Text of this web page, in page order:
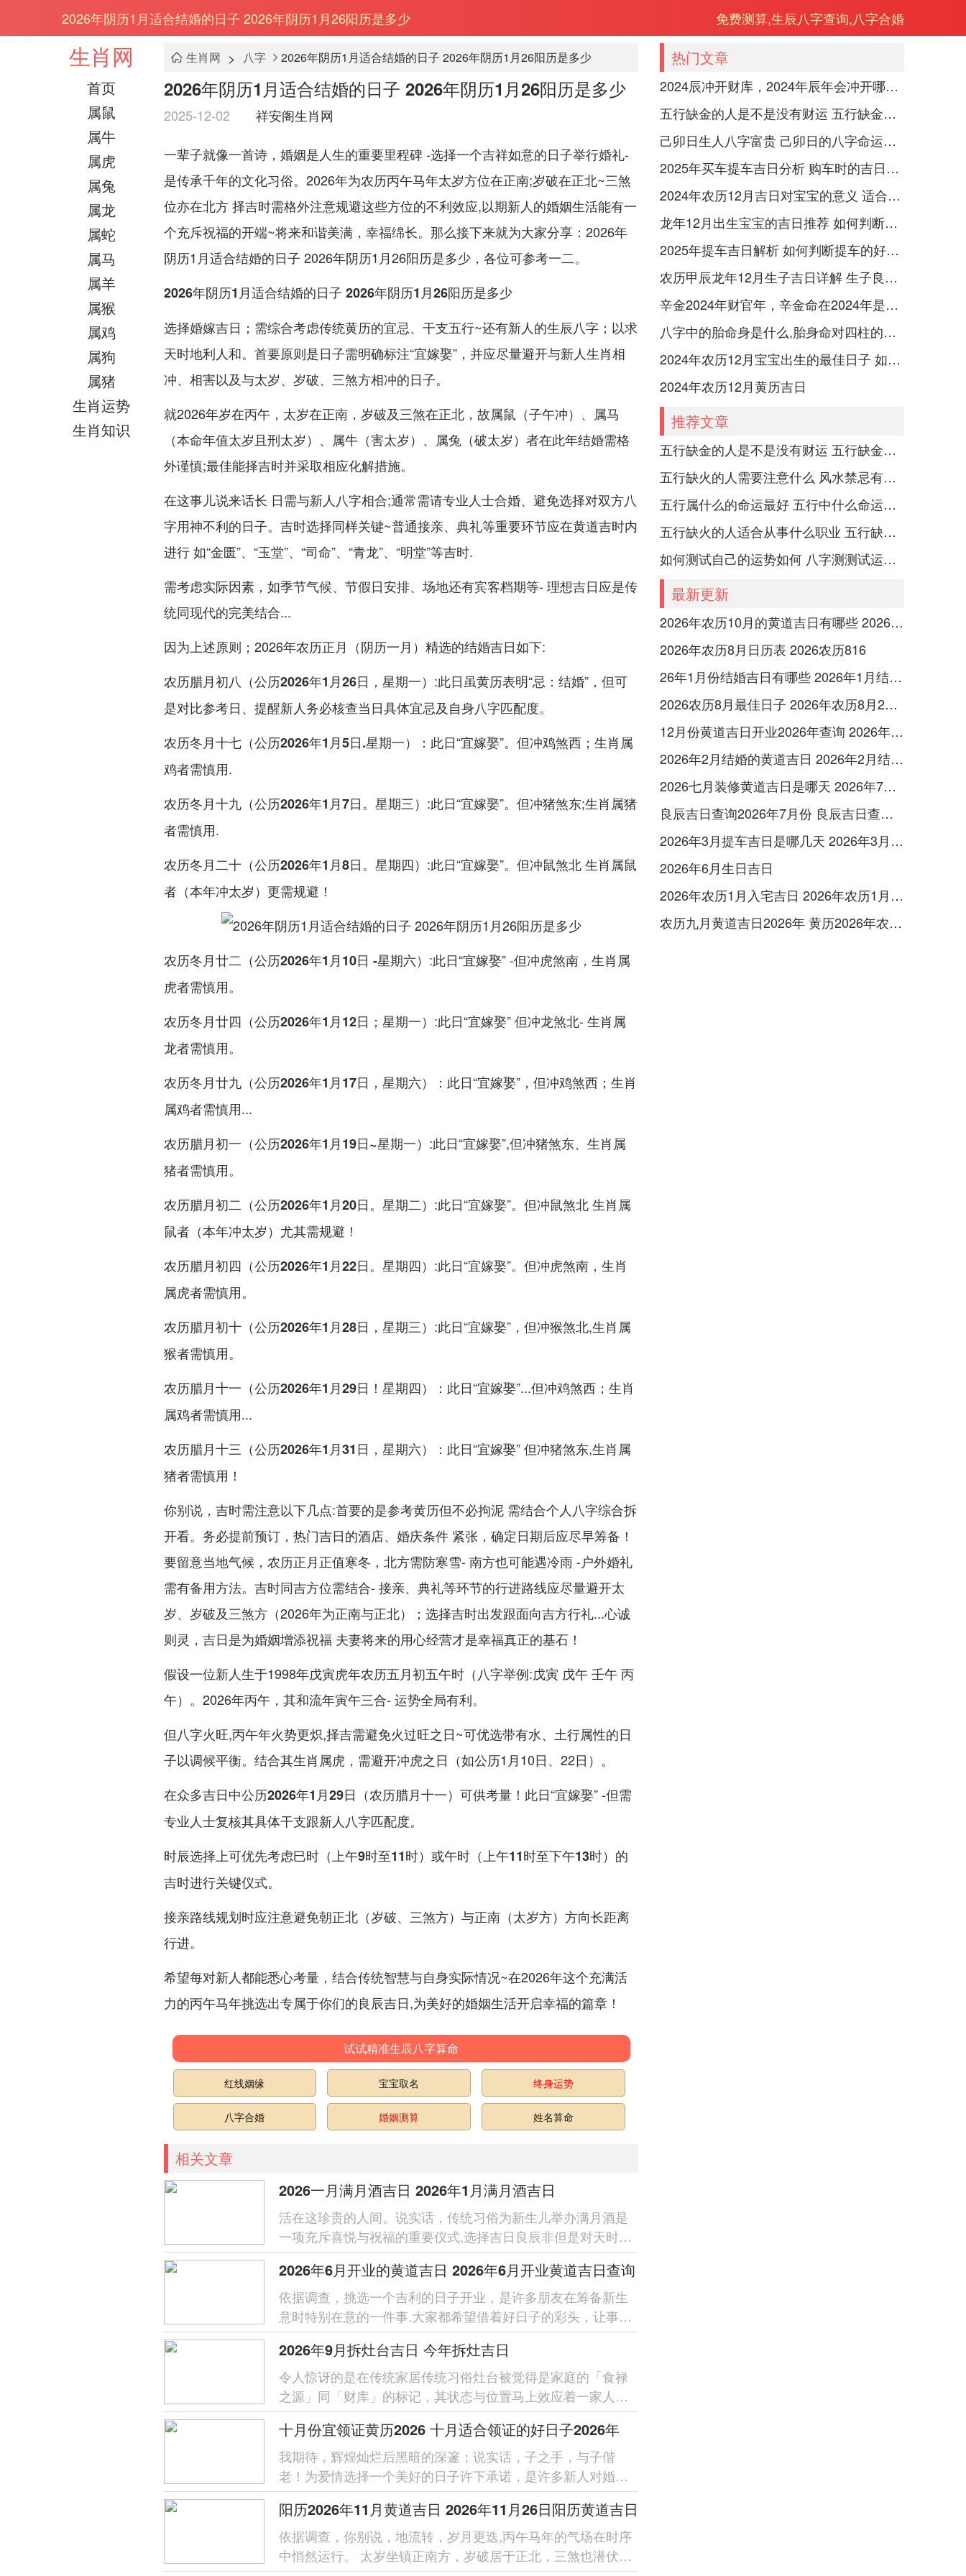
2026年阴历1月适合结婚的日子 2026年阴历1月26阳历是多少 免费测算,生辰八字查询,八字合婚
生肖网
首页
属鼠
属牛
属虎
属兔
属龙
属蛇
属马
属羊
属猴
属鸡
属狗
属猪
生肖运势
生肖知识
生肖网 > 八字 2026年阴历1月适合结婚的日子 2026年阴历1月26阳历是多少
2026年阴历1月适合结婚的日子 2026年阴历1月26阳历是多少
2025-12-02 祥安阁生肖网
一辈子就像一首诗，婚姻是人生的重要里程碑 -选择一个吉祥如意的日子举行婚礼-
是传承千年的文化习俗。2026年为农历丙午马年太岁方位在正南;岁破在正北~三煞
位亦在北方 择吉时需格外注意规避这些方位的不利效应,以期新人的婚姻生活能有一
个充斥祝福的开端~将来和谐美满，幸福绵长。那么接下来就为大家分享：2026年
阴历1月适合结婚的日子 2026年阴历1月26阳历是多少，各位可参考一二。
2026年阴历1月适合结婚的日子 2026年阴历1月26阳历是多少
选择婚嫁吉日；需综合考虑传统黄历的宜忌、干支五行~还有新人的生辰八字；以求
天时地利人和。首要原则是日子需明确标注“宜嫁娶”，并应尽量避开与新人生肖相
冲、相害以及与太岁、岁破、三煞方相冲的日子。
就2026年岁在丙午，太岁在正南，岁破及三煞在正北，故属鼠（子午冲）、属马
（本命年值太岁且刑太岁）、属牛（害太岁）、属兔（破太岁）者在此年结婚需格
外谨慎;最佳能择吉时并采取相应化解措施。
在这事儿说来话长 日需与新人八字相合;通常需请专业人士合婚、避免选择对双方八
字用神不利的日子。吉时选择同样关键~普通接亲、典礼等重要环节应在黄道吉时内
进行 如“金匮”、“玉堂”、“司命”、“青龙”、“明堂”等吉时.
需考虑实际因素，如季节气候、节假日安排、场地还有宾客档期等- 理想吉日应是传
统同现代的完美结合...
因为上述原则；2026年农历正月（阴历一月）精选的结婚吉日如下:
农历腊月初八（公历2026年1月26日，星期一） :此日虽黄历表明“忌：结婚”，但可
是对比参考日、提醒新人务必核查当日具体宜忌及自身八字匹配度。
农历冬月十七（公历2026年1月5日.星期一）
：此日“宜嫁娶”。但冲鸡煞西；生肖属
鸡者需慎用.
农历冬月十九（公历2026年1月7日。星期三） :此日“宜嫁娶”。但冲猪煞东;生肖属猪
者需慎用.
农历冬月二十（公历2026年1月8日。星期四） :此日“宜嫁娶”。但冲鼠煞北 生肖属鼠
者（本年冲太岁）更需规避！
农历冬月廿二（公历2026年1月10日 -星期六） :此日“宜嫁娶” -但冲虎煞南，生肖属
虎者需慎用。
农历冬月廿四（公历2026年1月12日；星期一） :此日“宜嫁娶” 但冲龙煞北- 生肖属
龙者需慎用。
农历冬月廿九（公历2026年1月17日，星期六）
：此日“宜嫁娶”，但冲鸡煞西；生肖
属鸡者需慎用...
农历腊月初一（公历2026年1月19日~星期一） :此日“宜嫁娶”,但冲猪煞东、生肖属
猪者需慎用。
农历腊月初二（公历2026年1月20日。星期二） :此日“宜嫁娶”。但冲鼠煞北 生肖属
鼠者（本年冲太岁）尤其需规避！
农历腊月初四（公历2026年1月22日。星期四） :此日“宜嫁娶”。但冲虎煞南，生肖
属虎者需慎用。
农历腊月初十（公历2026年1月28日，星期三） :此日“宜嫁娶”，但冲猴煞北,生肖属
猴者需慎用。
农历腊月十一（公历2026年1月29日！星期四）
：此日“宜嫁娶”...但冲鸡煞西；生肖
属鸡者需慎用...
农历腊月十三（公历2026年1月31日，星期六）
：此日“宜嫁娶” 但冲猪煞东,生肖属
猪者需慎用！
你别说，吉时需注意以下几点:首要的是参考黄历但不必拘泥 需结合个人八字综合拆
开看。务必提前预订，热门吉日的酒店、婚庆条件 紧张，确定日期后应尽早筹备！
要留意当地气候，农历正月正值寒冬，北方需防寒雪- 南方也可能遇冷雨 -户外婚礼
需有备用方法。吉时同吉方位需结合- 接亲、典礼等环节的行进路线应尽量避开太
岁、岁破及三煞方（2026年为正南与正北）；选择吉时出发跟面向吉方行礼...心诚
则灵，吉日是为婚姻增添祝福 夫妻将来的用心经营才是幸福真正的基石！
假设一位新人生于1998年戊寅虎年农历五月初五午时（八字举例:戊寅 戊午 壬午 丙
午）。2026年丙午，其和流年寅午三合- 运势全局有利。
但八字火旺,丙午年火势更炽,择吉需避免火过旺之日~可优选带有水、土行属性的日
子以调候平衡。结合其生肖属虎，需避开冲虎之日（如公历1月10日、22日）。
在众多吉日中公历2026年1月29日（农历腊月十一） 可供考量！此日“宜嫁娶” -但需
专业人士复核其具体干支跟新人八字匹配度。
时辰选择上可优先考虑巳时（上午9时至11时）或午时（上午11时至下午13时） 的
吉时进行关键仪式。
接亲路线规划时应注意避免朝正北（岁破、三煞方）与正南（太岁方）方向长距离
行进。
希望每对新人都能悉心考量，结合传统智慧与自身实际情况~在2026年这个充满活
力的丙午马年挑选出专属于你们的良辰吉日,为美好的婚姻生活开启幸福的篇章！
试试精准生辰八字算命
红线姻缘 宝宝取名 终身运势
八字合婚 婚姻测算 姓名算命
相关文章
2026一月满月酒吉日 2026年1月满月酒吉日
活在这珍贵的人间。说实话，传统习俗为新生儿举办满月酒是
一项充斥喜悦与祝福的重要仪式,选择吉日良辰非但是对天时的
利的尊重，更是对宝宝以后...
2026年6月开业的黄道吉日 2026年6月开业黄道吉日查询
依据调查，挑选一个吉利的日子开业，是许多朋友在筹备新生
意时特别在意的一件事.大家都希望借着好日子的彩头，让事业
从一开始就顺风顺水、红红火...
2026年9月拆灶台吉日 今年拆灶吉日
令人惊讶的是在传统家居传统习俗灶台被觉得是家庭的「食禄
之源」同「财库」的标记，其状态与位置马上效应着一家人的
健康跟运势。 当要进行拆...
十月份宜领证黄历2026 十月适合领证的好日子2026年
我期待，辉煌灿烂后黑暗的深邃；说实话，子之手，与子偕
老！为爱情选择一个美好的日子许下承诺，是许多新人对婚姻
的珍重开端，岁月流转，吉日良辰为这份承诺...
阳历2026年11月黄道吉日 2026年11月26日阳历黄道吉日
依据调查，你别说，地流转，岁月更迭,丙午马年的气场在时序
中悄然运行。 太岁坐镇正南方，岁破居于正北，三煞也潜伏于
热门文章
2024辰冲开财库，2024年辰年会冲开哪些人的财库
五行缺金的人是不是没有财运 五行缺金的人命运好不好
己卯日生人八字富贵 己卯日的八字命运如何
2025年买车提车吉日分析 购车时的吉日与禁忌
2024年农历12月吉日对宝宝的意义 适合龙年宝宝出生的日子有哪些
龙年12月出生宝宝的吉日推荐 如何判断吉日是否适合宝宝
2025年提车吉日解析 如何判断提车的好日子
农历甲辰龙年12月生子吉日详解 生子良辰的影响因素
辛金2024年财官年，辛金命在2024年是财官年还是财印年
八字中的胎命身是什么,胎身命对四柱的影响
2024年农历12月宝宝出生的最佳日子 如何挑选适合的吉日
2024年农历12月黄历吉日
推荐文章
五行缺金的人是不是没有财运 五行缺金的人命运好不好
五行缺火的人需要注意什么 风水禁忌有哪些
五行属什么的命运最好 五行中什么命运势旺盛
五行缺火的人适合从事什么职业 五行缺火的人适合从事的职业有哪些
如何测试自己的运势如何 八字测测试运运程
最新更新
2026年农历10月的黄道吉日有哪些 2026年农历10月26黄道吉日
2026年农历8月日历表 2026农历816
26年1月份结婚吉日有哪些 2026年1月结婚最佳日
2026农历8月最佳日子 2026年农历8月26日是多少号
12月份黄道吉日开业2026年查询 2026年12月黄道吉日开业大吉
2026年2月结婚的黄道吉日 2026年2月结婚黄道吉日查询最新
2026七月装修黄道吉日是哪天 2026年7月装修吉日
良辰吉日查询2026年7月份 良辰吉日查询2026年1月份
2026年3月提车吉日是哪几天 2026年3月26号提车
2026年6月生日吉日
2026年农历1月入宅吉日 2026年农历1月入宅最好的日子
农历九月黄道吉日2026年 黄历2026年农历九月黄道吉日查询